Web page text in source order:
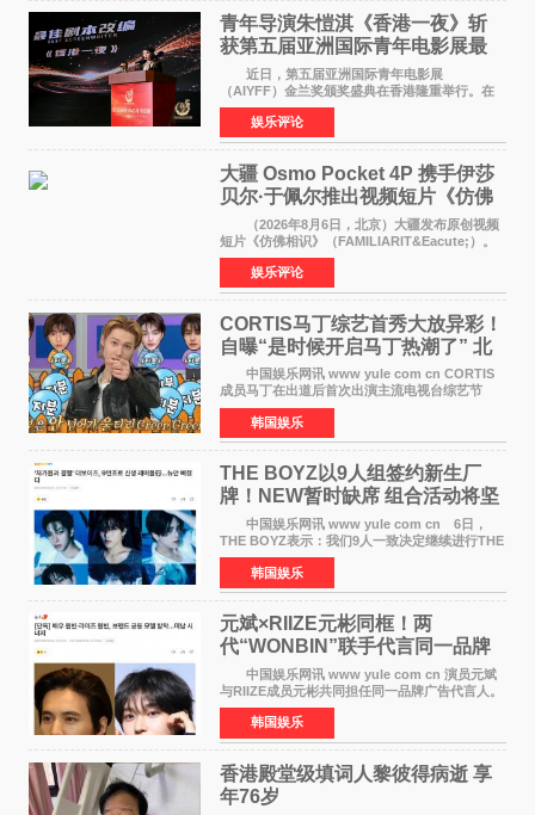
青年导演朱愷淇《香港一夜》斩
获第五届亚洲国际青年电影展最
佳剧本改编奖
近日，第五届亚洲国际青年电影展
（AIYFF）金兰奖颁奖盛典在香港隆重举行。在
这场汇聚数百位海内外电影人、文化界人士及媒
体代表的亚洲青年影视盛会上，香港本土电影
《香港一夜》（Dawn in Ho
娱乐评论
大疆 Osmo Pocket 4P 携手伊莎
贝尔·于佩尔推出视频短片《仿佛
相识》
（2026年8月6日，北京）大疆发布原创视频
短片《仿佛相识》（FAMILIARIT&Eacute;）。
视频短片由戛纳国际电影节最佳女演员伊莎贝尔·
于佩尔（Isabelle Huppert）主演，全程使用大
疆首款双主摄口
娱乐评论
CORTIS马丁综艺首秀大放异彩！
自曝“是时候开启马丁热潮了” 北
美巡演火热进行中
中国娱乐网讯 www yule com cn CORTIS
成员马丁在出道后首次出演主流电视台综艺节
目，展现了多才多艺的魅力。 马丁出演了5日
播出的MBC《Radio Star》Fashion与Passion
之间，I&lsquo;m
韩国娱乐
THE BOYZ以9人组签约新生厂
牌！NEW暂时缺席 组合活动将坚
定不移继续
中国娱乐网讯 www yule com cn 6日，
THE BOYZ表示：我们9人一致决定继续进行THE
BOYZ组合活动，并且已经完成了组合团体活动
签约。目前正在新生厂牌下进行活动准备。尚未
离开THE BOYZ原所
韩国娱乐
元斌×RIIZE元彬同框！两
代“WONBIN”联手代言同一品牌
颜值天花板合体
中国娱乐网讯 www yule com cn 演员元斌
与RIIZE成员元彬共同担任同一品牌广告代言人。
6日据独家报道，继演员元斌之后，RIIZE元彬最
近也被选为某在线中介平台A公司的共同广告代言
人，两人将作
韩国娱乐
香港殿堂级填词人黎彼得病逝 享
年76岁​